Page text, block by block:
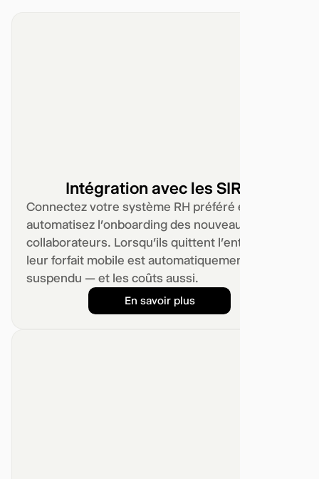
Intégration avec les SIRH
Connectez votre système RH préféré et
automatisez l’onboarding des nouveaux
collaborateurs. Lorsqu’ils quittent l’entreprise,
leur forfait mobile est automatiquement
suspendu — et les coûts aussi.
En savoir plus